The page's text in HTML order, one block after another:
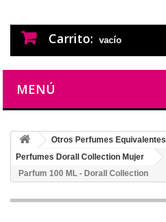
Carrito: vacío
MENÚ
Otros Perfumes Equivalentes
Perfumes Dorall Collection Mujer
Parfum 100 ML - Dorall Collection